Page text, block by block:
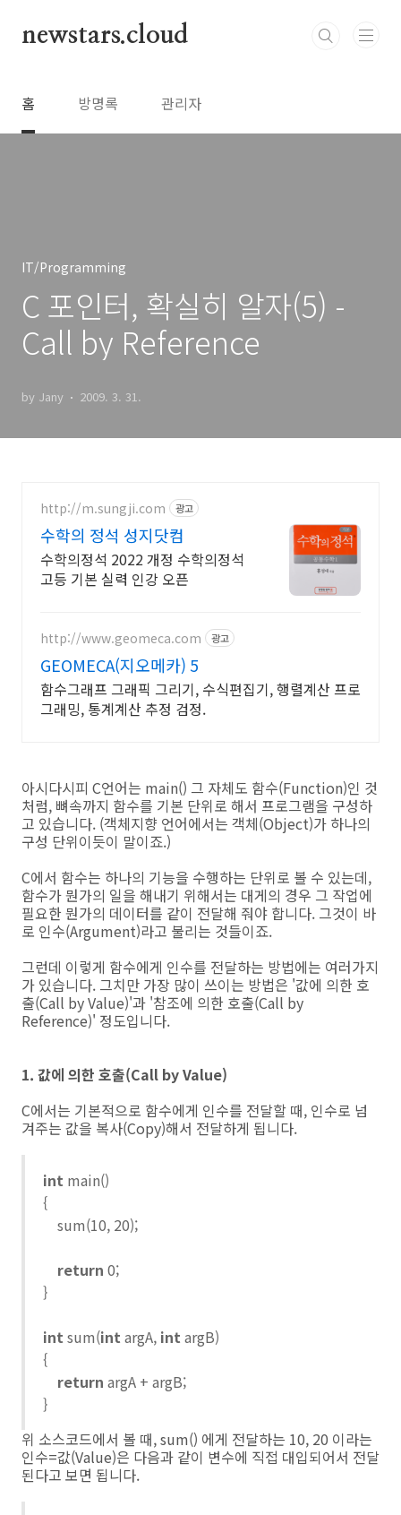
newstars.cloud
홈 방명록 관리자
IT/Programming
C 포인터, 확실히 알자(5) -
Call by Reference
by Jany 2009. 3. 31.
http://m.sungji.com 광고
수학의 정석 성지닷컴
수학의정석 2022 개정 수학의정석
고등 기본 실력 인강 오픈
http://www.geomeca.com 광고
GEOMECA(지오메카) 5
함수그래프 그래픽 그리기, 수식편집기, 행렬계산 프로
그래밍, 통계계산 추정 검정.
아시다시피 C언어는 main() 그 자체도 함수(Function)인 것
처럼, 뼈속까지 함수를 기본 단위로 해서 프로그램을 구성하
고 있습니다. (객체지향 언어에서는 객체(Object)가 하나의
구성 단위이듯이 말이죠.)
C에서 함수는 하나의 기능을 수행하는 단위로 볼 수 있는데,
함수가 뭔가의 일을 해내기 위해서는 대게의 경우 그 작업에
필요한 뭔가의 데이터를 같이 전달해 줘야 합니다. 그것이 바
로 인수(Argument)라고 불리는 것들이죠.
그런데 이렇게 함수에게 인수를 전달하는 방법에는 여러가지
가 있습니다. 그치만 가장 많이 쓰이는 방법은 '값에 의한 호
출(Call by Value)'과 '참조에 의한 호출(Call by
Reference)' 정도입니다.
1. 값에 의한 호출(Call by Value)
C에서는 기본적으로 함수에게 인수를 전달할 때, 인수로 넘
겨주는 값을 복사(Copy)해서 전달하게 됩니다.
int main()
{
sum(10, 20);
return 0;
}
intsum(intargA, intargB)
{
return argA + argB;
}
위 소스코드에서 볼 때, sum() 에게 전달하는 10, 20 이라는
인수=값(Value)은 다음과 같이 변수에 직접 대입되어서 전달
된다고 보면 됩니다.